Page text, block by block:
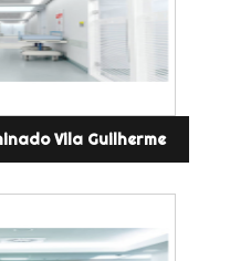
Vila Guilherme